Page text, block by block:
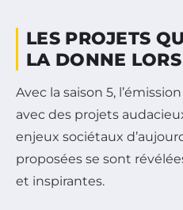
LES PROJETS
LA DONNE
Avec la saison 5,
avec des projets
enjeux sociétaux
proposées se sont
et inspirantes.